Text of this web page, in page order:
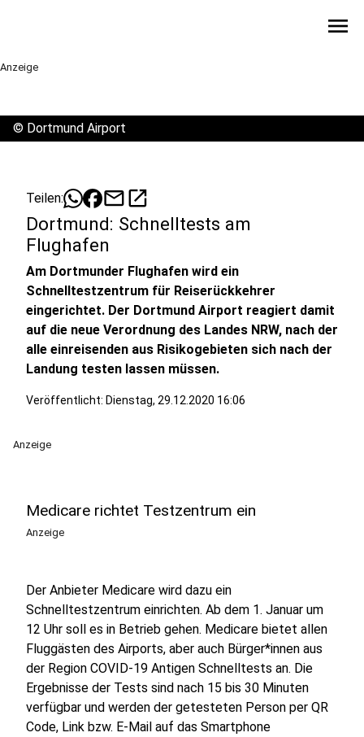
menu
Anzeige
© Dortmund Airport
Teilen: mailopen_in_new
Dortmund: Schnelltests am
Flughafen
Am Dortmunder Flughafen wird ein
Schnelltestzentrum für Reiserückkehrer
eingerichtet. Der Dortmund Airport reagiert damit
auf die neue Verordnung des Landes NRW, nach der
alle einreisenden aus Risikogebieten sich nach der
Landung testen lassen müssen.
Veröffentlicht: Dienstag, 29.12.2020 16:06
Anzeige
Medicare richtet Testzentrum ein
Anzeige
Der Anbieter Medicare wird dazu ein
Schnelltestzentrum einrichten. Ab dem 1. Januar um
12 Uhr soll es in Betrieb gehen. Medicare bietet allen
Fluggästen des Airports, aber auch Bürger*innen aus
der Region COVID-19 Antigen Schnelltests an. Die
Ergebnisse der Tests sind nach 15 bis 30 Minuten
verfügbar und werden der getesteten Person per QR
Code, Link bzw. E-Mail auf das Smartphone